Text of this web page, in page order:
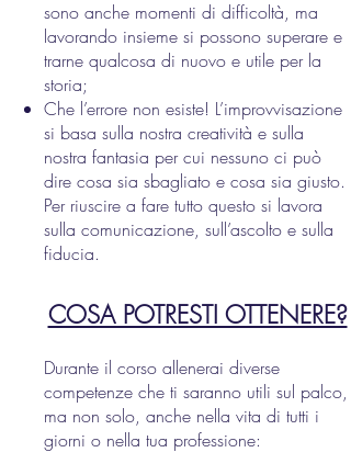
sono anche momenti di difficoltà, ma
lavorando insieme si possono superare e
trarne qualcosa di nuovo e utile per la
storia;
Che l’errore non esiste! L’improvvisazione
si basa sulla nostra creatività e sulla
nostra fantasia per cui nessuno ci può
dire cosa sia sbagliato e cosa sia giusto.
Per riuscire a fare tutto questo si lavora
sulla comunicazione, sull’ascolto e sulla
fiducia.
COSA POTRESTI OTTENERE?
Durante il corso allenerai diverse
competenze che ti saranno utili sul palco,
ma non solo, anche nella vita di tutti i
giorni o nella tua professione: